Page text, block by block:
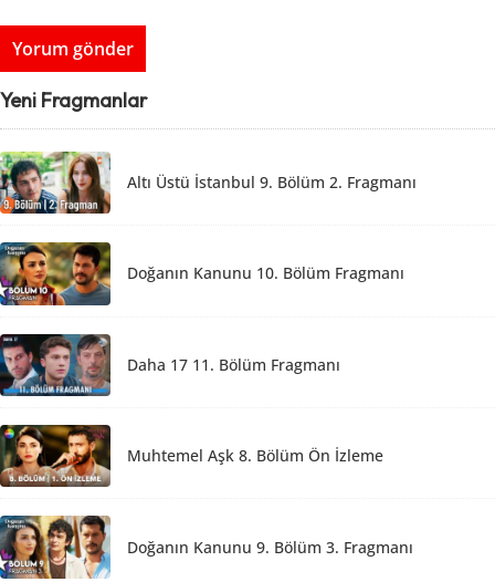
Yeni Fragmanlar
Altı Üstü İstanbul 9. Bölüm 2. Fragmanı
Doğanın Kanunu 10. Bölüm Fragmanı
Daha 17 11. Bölüm Fragmanı
Muhtemel Aşk 8. Bölüm Ön İzleme
Doğanın Kanunu 9. Bölüm 3. Fragmanı